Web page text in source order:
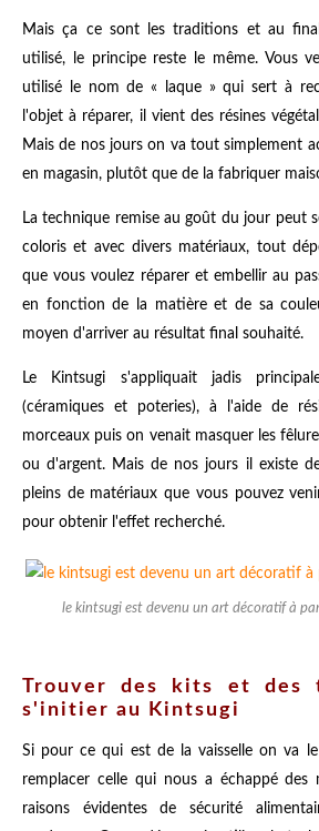
Mais ça ce sont les traditions et au
utilisé, le principe reste le même. Vous
utilisé le nom de « laque » qui sert à
l'objet à réparer, il vient des résines
Mais de nos jours on va tout simplement
en magasin, plutôt que de la fabriquer
La technique remise au goût du jour peut
coloris et avec divers matériaux, tout
que vous voulez réparer et embellir au
en fonction de la matière et de sa
moyen d'arriver au résultat final souhaité.
Le Kintsugi s'appliquait jadis
(céramiques et poteries), à l'aide de
morceaux puis on venait masquer les
ou d'argent. Mais de nos jours il existe
pleins de matériaux que vous pouvez
pour obtenir l'effet recherché.
le kintsugi est devenu un art décoratif à
Trouver des kits et des
s'initier au Kintsugi
Si pour ce qui est de la vaisselle on va
remplacer celle qui nous a échappé des
raisons évidentes de sécurité